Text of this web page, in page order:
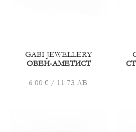
GABI JEWELLERY
ОВЕН-АМЕТИСТ
6.00 € / 11.73 ЛВ.